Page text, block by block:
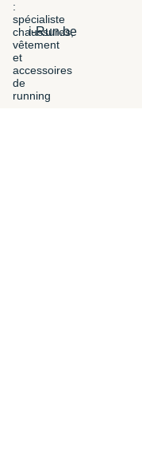
i-Run.be